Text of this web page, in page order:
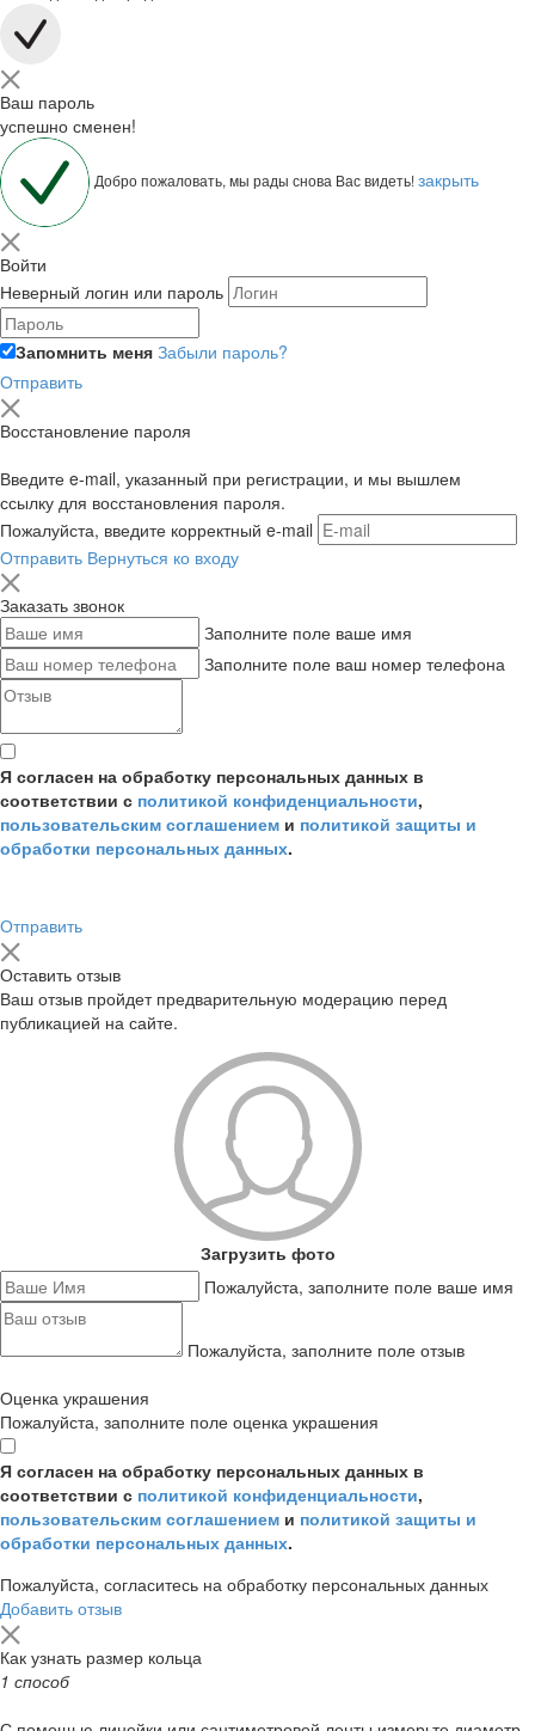
Ваш пароль
успешно сменен!
Добро пожаловать, мы рады снова Вас видеть!закрыть
Войти
Неверный логин или пароль
Запомнить меня Забыли пароль?
Отправить
Восстановление пароля
Введите e-mail, указанный при регистрации, и мы вышлем
ссылку для восстановления пароля.
Пожалуйста, введите корректный e-mail
Отправить Вернуться ко входу
Заказать звонок
Заполните поле ваше имя
Заполните поле ваш номер телефона
Я согласен на обработку персональных данных в
соответствии с политикой конфиденциальности,
пользовательским соглашением и политикой защиты и
обработки персональных данных.
Отправить
Оставить отзыв
Ваш отзыв пройдет предварительную модерацию перед
публикацией на сайте.
Загрузить фото
Пожалуйста, заполните поле ваше имя
Пожалуйста, заполните поле отзыв
Оценка украшения
Пожалуйста, заполните поле оценка украшения
Я согласен на обработку персональных данных в
соответствии с политикой конфиденциальности,
пользовательским соглашением и политикой защиты и
обработки персональных данных.
Пожалуйста, согласитесь на обработку персональных данных
Добавить отзыв
Как узнать размер кольца
1 способ